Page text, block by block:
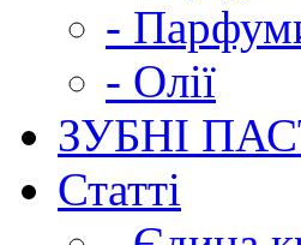
-
- Олії
ЗУБНІ
Статті